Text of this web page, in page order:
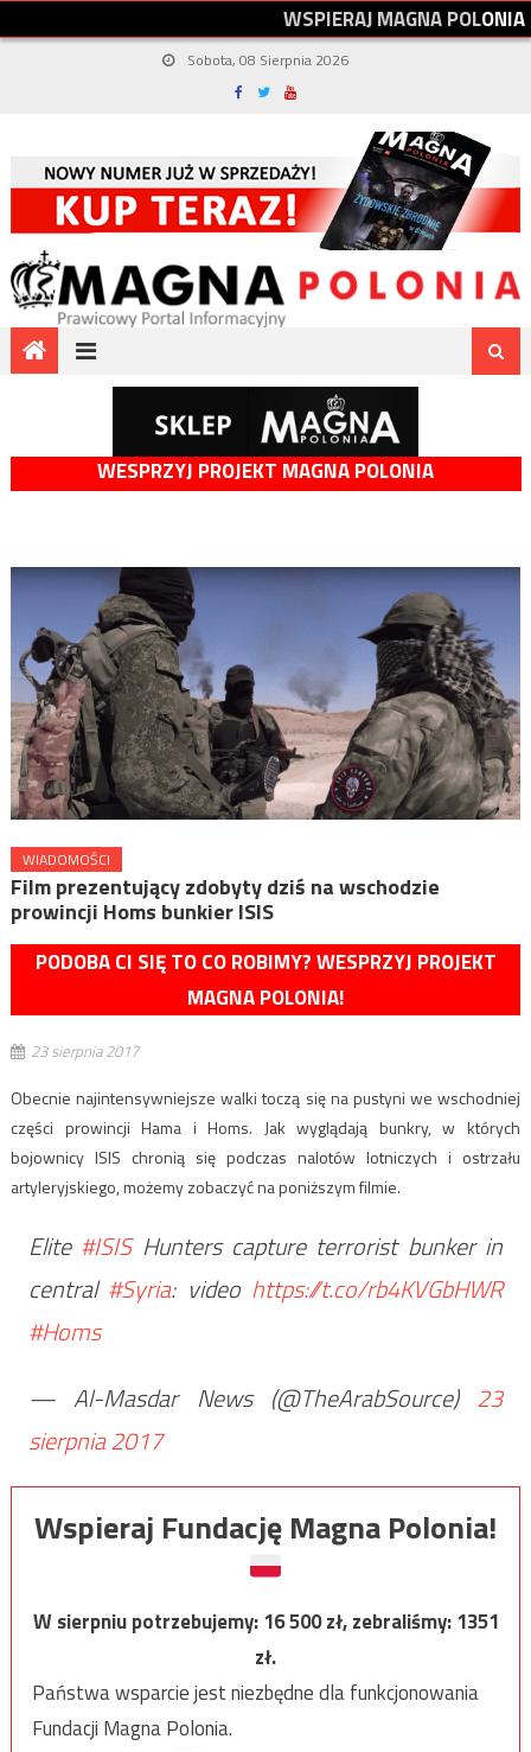
WSPIERAJMAGNAPOLONIA
Sobota, 08 Sierpnia 2026
WESPRZYJ PROJEKT MAGNA POLONIA
WIADOMOŚCI
Film prezentujący zdobyty dziś na wschodzie
prowincji Homs bunkier ISIS
PODOBA CI SIĘ TO CO ROBIMY? WESPRZYJ PROJEKT
MAGNA POLONIA!
23 sierpnia 2017
Obecnie najintensywniejsze walki toczą się na pustyni we wschodniej
części prowincji Hama i Homs. Jak wyglądają bunkry, w których
bojownicy ISIS chronią się podczas nalotów lotniczych i ostrzału
artyleryjskiego, możemy zobaczyć na poniższym filmie.
Elite #ISISHunters capture terrorist bunker in
central #Syria: video https://t.co/rb4KVGbHWR
#Homs
— Al-Masdar News (@TheArabSource) 23
sierpnia 2017
Wspieraj Fundację Magna Polonia!
W sierpniu potrzebujemy:16 500zł, zebraliśmy:1351
zł.
Państwa wsparcie jest niezbędne dla funkcjonowania
Fundacji Magna Polonia.